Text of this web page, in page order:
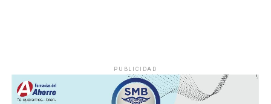
Asimismo, se pronostica la llegada de otra onda tropical
entre viernes y fin de semana.
PUBLICIDAD